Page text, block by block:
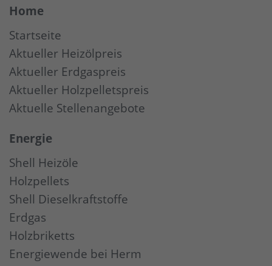
Home
Startseite
Aktueller Heizölpreis
Aktueller Erdgaspreis
Aktueller Holzpelletspreis
Aktuelle Stellenangebote
Energie
Shell Heizöle
Holzpellets
Shell Dieselkraftstoffe
Erdgas
Holzbriketts
Energiewende bei Herm